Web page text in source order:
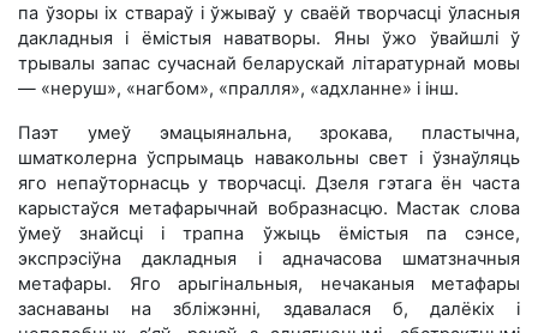
па ўзоры іх ствараў і ўжываў у сваёй творчасці ўласныя
дакладныя і ёмістыя наватворы. Яны ўжо ўвайшлі ў
трывалы запас сучаснай беларускай літаратурнай мовы
— «неруш», «нагбом», «пралля», «адхланне» і інш.
Паэт умеў эмацыянальна, зрокава, пластычна,
шматколерна ўспрымаць навакольны свет і ўзнаўляць
яго непаўторнасць у творчасці. Дзеля гэтага ён часта
карыстаўся метафарычнай вобразнасцю. Мастак слова
ўмеў знайсці і трапна ўжыць ёмістыя па сэнсе,
экспрэсіўна дакладныя і адначасова шматзначныя
метафары. Яго арыгінальныя, нечаканыя метафары
заснаваны на збліжэнні, здавалася б, далёкіх і